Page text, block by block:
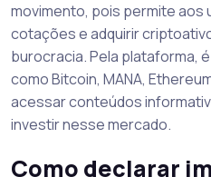
movimento, pois permite aos
cotações e adquirir
burocracia. Pela plataforma,
como Bitcoin, MANA,
acessar conteúdos
investir nesse mercado.
Como declarar